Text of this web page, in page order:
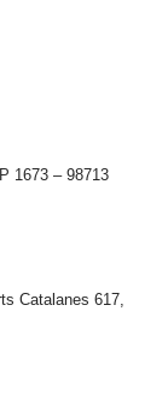
1673 – 98713
Catalanes 617,